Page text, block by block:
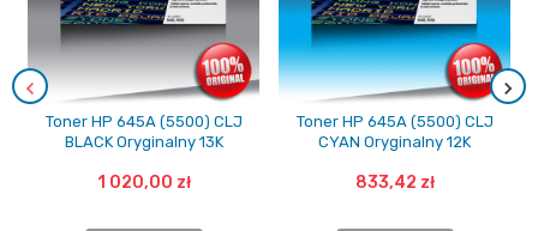
Toner HP 645A (5500) CLJ
BLACK Oryginalny 13K
1 020,00 zł
Toner HP 645A (5500) CLJ
CYAN Oryginalny 12K
833,42 zł